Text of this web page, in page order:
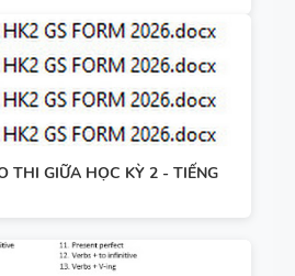
THI GIỮA HỌC KỲ 2 - TIẾNG